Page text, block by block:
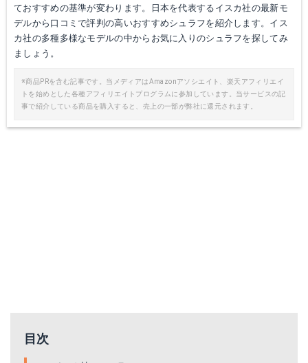
ておすすめの基準が変わります。日本を代表するイスカ社の最新モ
デルから口コミで評判の高いおすすめシュラフを紹介します。イス
カ社の多種多様なモデルの中からお気に入りのシュラフを探してみ
ましょう。
※商品PRを含む記事です。当メディアはAmazonアソシエイト、楽天アフィリエイ
トを始めとした各種アフィリエイトプログラムに参加しています。当サービスの記
事で紹介している商品を購入すると、売上の一部が弊社に還元されます。
目次